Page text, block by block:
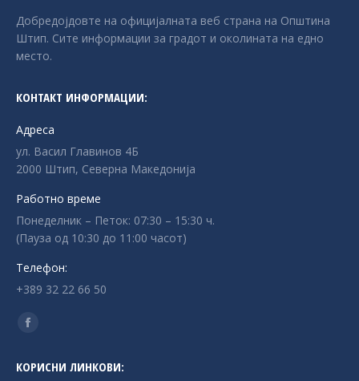
Добредојдовте на официјалната веб страна на Општина
Штип. Сите информации за градот и околината на едно
место.
КОНТАКТ ИНФОРМАЦИИ:
Адреса
ул. Васил Главинов 4Б
2000 Штип, Северна Македонија
Работно време
Понеделник – Петок: 07:30 – 15:30 ч.
(Пауза од 10:30 до 11:00 часот)
Телефон:
+389 32 22 66 50
Find us on:
Facebook
opens
КОРИСНИ ЛИНКОВИ: